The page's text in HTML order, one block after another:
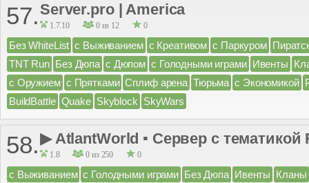
57. Server.pro | America
1.7.10 0 из 12 0
Без WhiteList с Выживанием с Креативом с Паркуром
TNT Run Без Дюпа с Дюпом с Голодными играми Ивенты
с Оружием с Прятками Сплиф арена Тюрьма с Экономикой
BuildBattle Quake Skyblock SkyWars
58.▶ AtlantWorld ▪ Сервер с тематикой
1.8 0 из 250 0
с Выживанием с Голодными играми Без Дюпа Ивенты Кланы